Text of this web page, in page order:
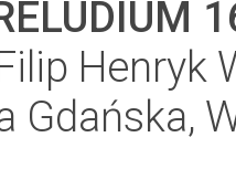
Henryk
Gdańska,